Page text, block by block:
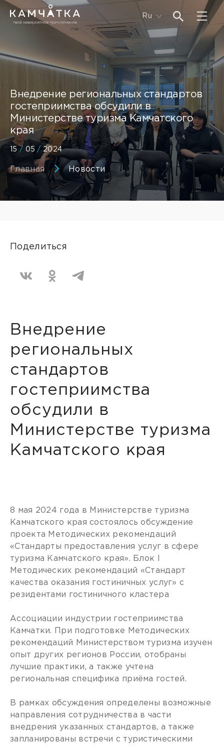
Ru
Внедрение региональных стандартов
гостеприимства обсудили в
Министерстве туризма Камчатского
края
15 / 05 /2024
Главная Новости
Поделиться
Внедрение
региональных
стандартов
гостеприимства
обсудили в
Министерстве туризма
Камчатского края
8 мая 2024 года в Министерстве туризма
Камчатского края состоялось обсуждение
проекта Методических рекомендаций
«Стандарты предоставления услуг в сфере
туризма Камчатского края». Блок I
Методических рекомендаций «Стандарт
качества оказания гостиничных услуг» с
резидентами гостиничного кластера
Ассоциации индустрии гостеприимства
Камчатки. При подготовке Методических
рекомендаций Министерством туризма изучен
опыт других регионов России, отобраны
лучшие практики, а также учтена
региональная специфика приёма гостей.
В рамках обсуждения определены возможные
направления сотрудничества в части
внедрения указанных стандартов, а также
запланированы встречи с туристическими